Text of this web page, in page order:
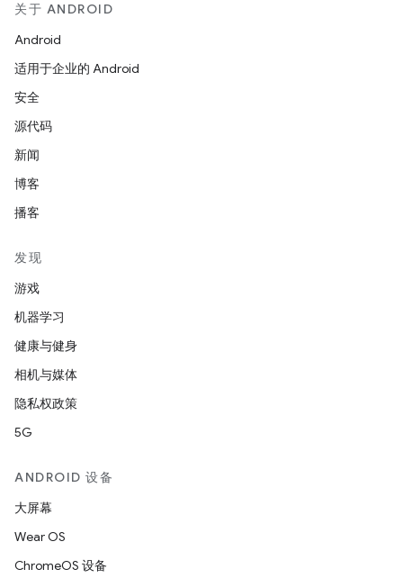
关于 ANDROID
Android
适用于企业的 Android
安全
源代码
新闻
博客
播客
发现
游戏
机器学习
健康与健身
相机与媒体
隐私权政策
5G
ANDROID 设备
大屏幕
Wear OS
ChromeOS 设备